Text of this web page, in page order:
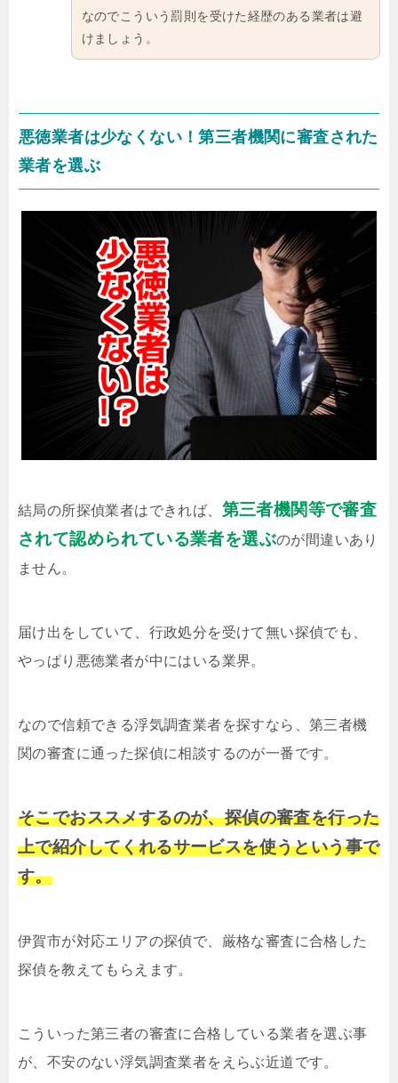
なのでこういう罰則を受けた経歴のある業者は避
けましょう。
悪徳業者は少なくない！第三者機関に審査された
業者を選ぶ
結局の所探偵業者はできれば、 第三者機関等で審査
されて認められている業者を選ぶのが間違いあり
ません。
届け出をしていて、行政処分を受けて無い探偵でも、
やっぱり悪徳業者が中にはいる業界。
なので信頼できる浮気調査業者を探すなら、第三者機
関の審査に通った探偵に相談するのが一番です。
そこでおススメするのが、探偵の審査を行った
上で紹介してくれるサービスを使うという事で
す。
伊賀市が対応エリアの探偵で、厳格な審査に合格した
探偵を教えてもらえます。
こういった第三者の審査に合格している業者を選ぶ事
が、不安のない浮気調査業者をえらぶ近道です。